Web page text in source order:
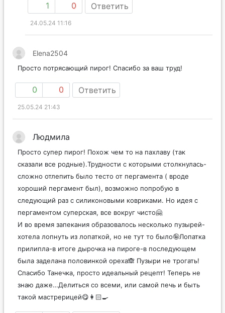
1 0 Ответить
24.05.24 11:16
Elena2504
Просто потрясающий пирог! Спасибо за ваш труд!
0 0 Ответить
25.05.24 21:43
Людмила
Просто супер пирог! Похож чем то на пахлаву (так
сказали все родные).Трудности с которыми столкнулась-
сложно отлепить было тесто от пергамента ( вроде
хороший пергамент был), возможно попробую в
следующий раз с силиконовыми ковриками. Но идея с
пергаментом суперская, все вокруг чисто🤗
И во время запекания образовалось несколько пузырей-
хотела лопнуть из лопаткой, но не тут то было🤪Лопатка
прилипла-в итоге дырочка на пироге-в последующем
была заделана половинкой ореха🙈 Пузыри не трогать!
Спасибо Танечка, просто идеальный рецепт! Теперь не
знаю даже…Делиться со всеми, или самой печь и быть
такой мастрерицей😋👩🏻‍🍳